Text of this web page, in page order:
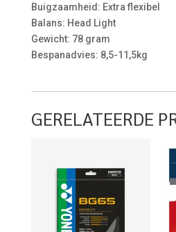
Buigzaamheid: Extra flexibel
Balans: Head Light
Gewicht: 78 gram
Bespanadvies: 8,5-11,5kg
GERELATEERDE